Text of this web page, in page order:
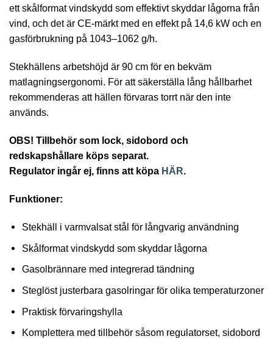
ett skålformat vindskydd som effektivt skyddar lågorna från
vind, och det är CE-märkt med en effekt på 14,6 kW och en
gasförbrukning på 1043–1062 g/h.
Stekhällens arbetshöjd är 90 cm för en bekväm
matlagningsergonomi. För att säkerställa lång hållbarhet
rekommenderas att hällen förvaras torrt när den inte
används.
OBS! Tillbehör som lock, sidobord och
redskapshållare köps separat.
Regulator ingår ej, finns att köpa HÄR.
Funktioner:
Stekhäll i varmvalsat stål för långvarig användning
Skålformat vindskydd som skyddar lågorna
Gasolbrännare med integrerad tändning
Steglöst justerbara gasolringar för olika temperaturzoner
Praktisk förvaringshylla
Komplettera med tillbehör såsom regulatorset, sidobord